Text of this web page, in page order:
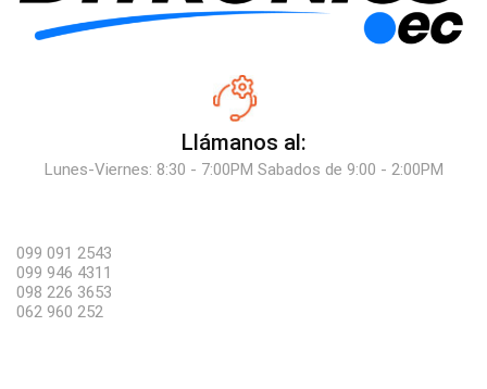
Llámanos al:
Lunes-Viernes: 8:30 - 7:00PM Sabados de 9:00 - 2:00PM
099 091 2543
099 946 4311
098 226 3653
062 960 252